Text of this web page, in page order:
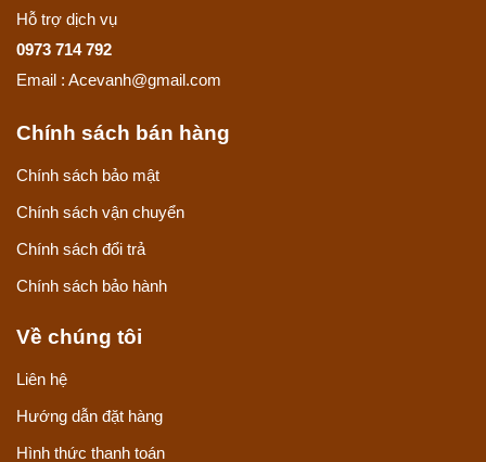
Hỗ trợ dịch vụ
0973 714 792
Email : Acevanh@gmail.com
Chính sách bán hàng
Chính sách bảo mật
Chính sách vận chuyển
Chính sách đổi trả
Chính sách bảo hành
Về chúng tôi
Liên hệ
Hướng dẫn đặt hàng
Hình thức thanh toán